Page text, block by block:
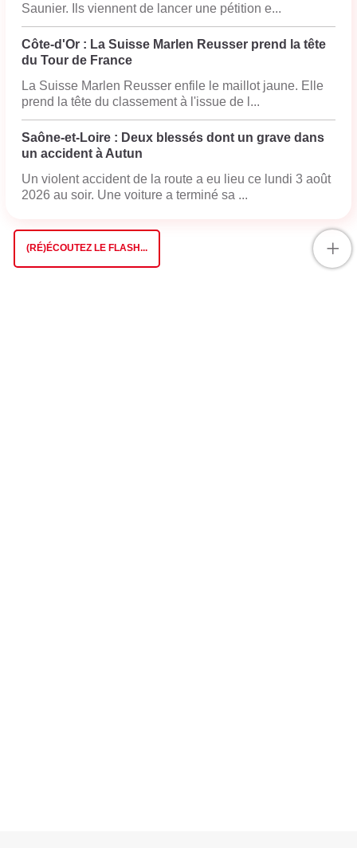
Saunier. Ils viennent de lancer une pétition e...
Côte-d'Or : La Suisse Marlen Reusser prend la tête
du Tour de France
La Suisse Marlen Reusser enfile le maillot jaune. Elle
prend la tête du classement à l'issue de l...
Saône-et-Loire : Deux blessés dont un grave dans
un accident à Autun
Un violent accident de la route a eu lieu ce lundi 3 août
2026 au soir. Une voiture a terminé sa ...
(RÉ)ÉCOUTEZ LE FLASH... +